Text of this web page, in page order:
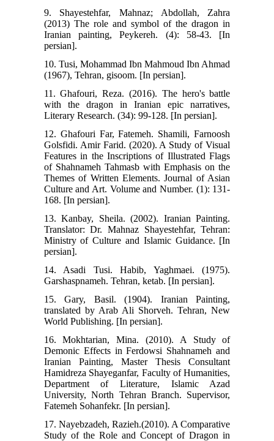
9. Shayestehfar, Mahnaz; Abdollah, Zahra
(2013) The role and symbol of the dragon in
Iranian painting, Peykereh. (4): 58-43. [In
persian].
10. Tusi, Mohammad Ibn Mahmoud Ibn Ahmad
(1967), Tehran, gisoom. [In persian].
11. Ghafouri, Reza. (2016). The hero's battle
with the dragon in Iranian epic narratives,
Literary Research. (34): 99-128. [In persian].
12. Ghafouri Far, Fatemeh. Shamili, Farnoosh
Golsfidi. Amir Farid. (2020). A Study of Visual
Features in the Inscriptions of Illustrated Flags
of Shahnameh Tahmasb with Emphasis on the
Themes of Written Elements. Journal of Asian
Culture and Art. Volume and Number. (1): 131-
168. [In persian].
13. Kanbay, Sheila. (2002). Iranian Painting.
Translator: Dr. Mahnaz Shayestehfar, Tehran:
Ministry of Culture and Islamic Guidance. [In
persian].
14. Asadi Tusi. Habib, Yaghmaei. (1975).
Garshaspnameh. Tehran, ketab. [In persian].
15. Gary, Basil. (1904). Iranian Painting,
translated by Arab Ali Shorveh. Tehran, New
World Publishing. [In persian].
16. Mokhtarian, Mina. (2010). A Study of
Demonic Effects in Ferdowsi Shahnameh and
Iranian Painting, Master Thesis Consultant
Hamidreza Shayeganfar, Faculty of Humanities,
Department of Literature, Islamic Azad
University, North Tehran Branch. Supervisor,
Fatemeh Sohanfekr. [In persian].
17. Nayebzadeh, Razieh.(2010). A Comparative
Study of the Role and Concept of Dragon in